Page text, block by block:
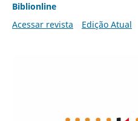
Biblionline
Acessar revista
Edição Atual